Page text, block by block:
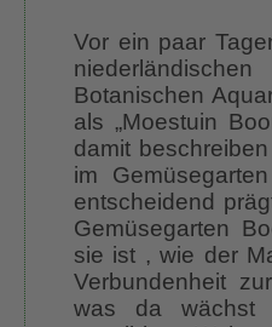
Vor ein paar
Botanischen
als „Moestuin
damit
im
entscheidend
Gemüsegarten
sie ist , wie der
Verbundenheit
was da wächst